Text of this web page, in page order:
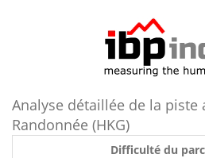
Analyse détaillée de la piste
Randonnée (HKG)
Difficulté du